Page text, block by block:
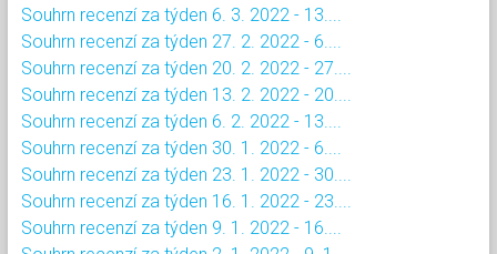
Souhrn recenzí za týden 6. 3. 2022 - 13....
Souhrn recenzí za týden 27. 2. 2022 - 6....
Souhrn recenzí za týden 20. 2. 2022 - 27....
Souhrn recenzí za týden 13. 2. 2022 - 20....
Souhrn recenzí za týden 6. 2. 2022 - 13....
Souhrn recenzí za týden 30. 1. 2022 - 6....
Souhrn recenzí za týden 23. 1. 2022 - 30....
Souhrn recenzí za týden 16. 1. 2022 - 23....
Souhrn recenzí za týden 9. 1. 2022 - 16....